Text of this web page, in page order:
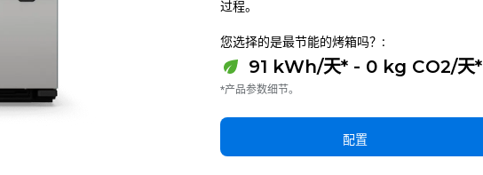
过程。
您选择的是最节能的烤箱吗？:
91 kWh/天* - 0 kg CO2/天*
*产品参数细节。
配置